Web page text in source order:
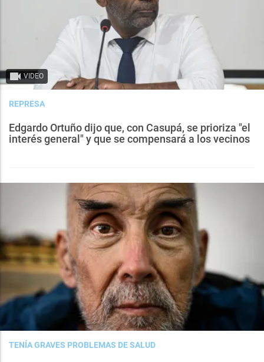
VIDEO
REPRESA
Edgardo Ortuño dijo que, con Casupá, se prioriza "el
interés general" y que se compensará a los vecinos
TENÍA GRAVES PROBLEMAS DE SALUD